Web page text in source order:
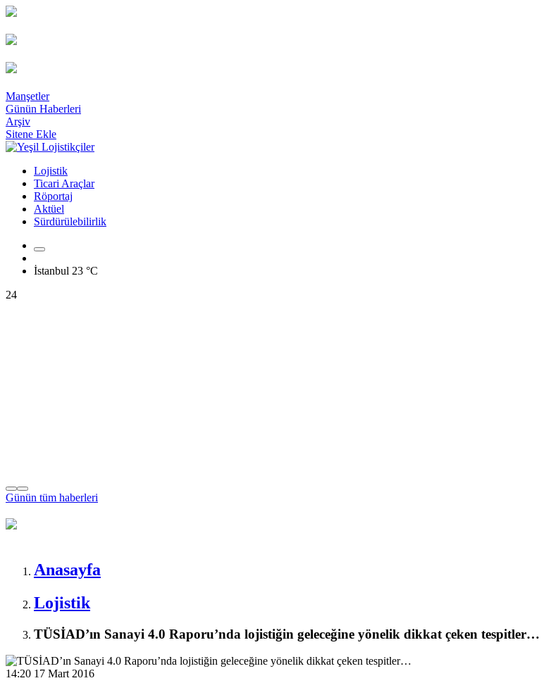
Manşetler
Günün Haberleri
Arşiv
Sitene Ekle
Lojistik
Ticari Araçlar
Röportaj
Aktüel
Sürdürülebilirlik
İstanbul 23 °C
24
Günün tüm haberleri
Anasayfa
Lojistik
TÜSİAD’ın Sanayi 4.0 Raporu’nda lojistiğin geleceğine yönelik dikkat çeken tespitler…
14:20 17 Mart 2016